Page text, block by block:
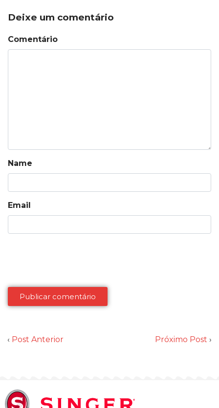
Deixe um comentário
Comentário
Name
Email
‹ Post Anterior Próximo Post ›